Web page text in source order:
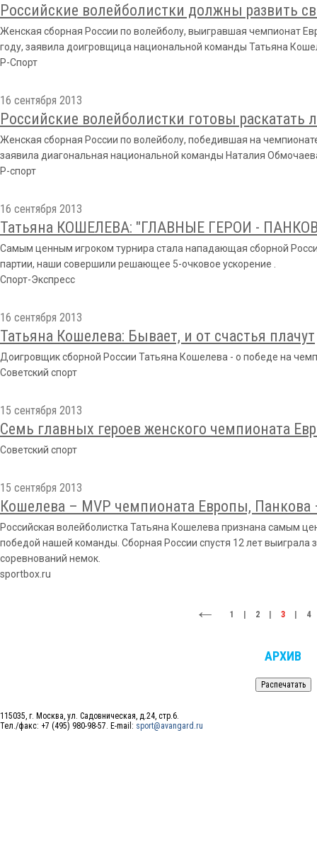
Российские волейболистки должны развить
Женская сборная России по волейболу, выигравшая чемпионат
году, заявила доигровщица национальной команды Татьяна
Р-Спорт
16 сентября 2013
Российские волейболистки готовы раскатать
Женская сборная России по волейболу, победившая на
заявила диагональная национальной команды Наталия
Р-спорт
16 сентября 2013
Татьяна КОШЕЛЕВА: "ГЛАВНЫЕ ГЕРОИ -
Самым ценным игроком турнира стала нападающая сборной
партии, наши совершили решающее 5-очковое ускорение .
Спорт-Экспресс
16 сентября 2013
Татьяна Кошелева: Бывает, и от счастья плачут
Доигровщик сборной России Татьяна Кошелева - о победе на
Советский спорт
15 сентября 2013
Семь главных героев женского чемпионата
Советский спорт
15 сентября 2013
Кошелева – MVP чемпионата Европы,
Российская волейболистка Татьяна Кошелева признана самым
победой нашей команды. Сборная России спустя 12 лет выиграла
соревнований немок.
sportbox.ru
1 2 3 4
АРХИВ
115035, г. Москва, ул. Садовническая, д.24, стр.6.
Тел./факс: +7 (495) 980-98-57. E-mail: sport@avangard.ru